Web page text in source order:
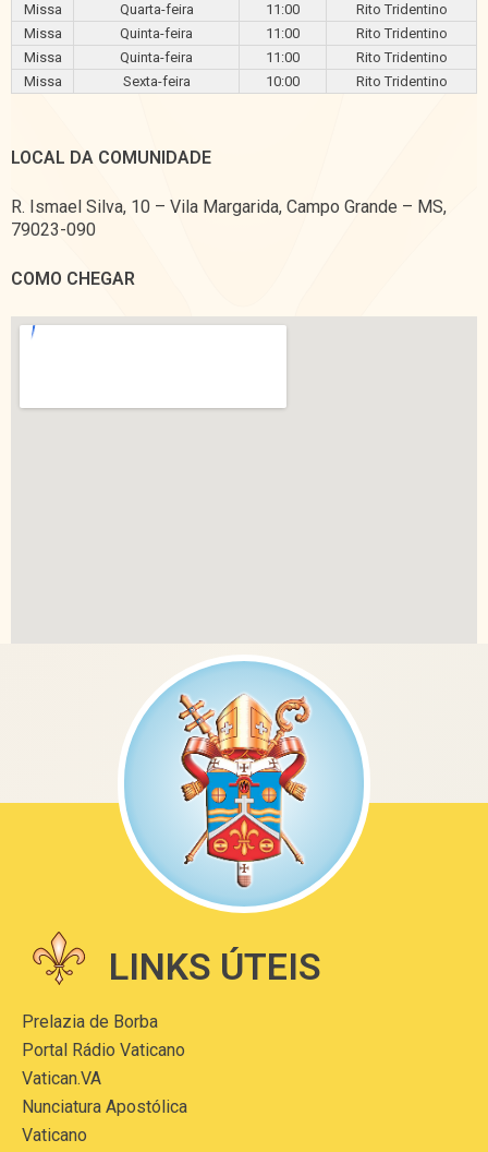
Missa
Quarta-feira 11:00
Rito Tridentino
Missa
Quinta-feira 11:00
Rito Tridentino
Missa
Quinta-feira 11:00
Rito Tridentino
Missa
Sexta-feira 10:00 Rito Tridentino
LOCAL DA COMUNIDADE
R. Ismael Silva, 10 – Vila Margarida, Campo Grande – MS,
79023-090
COMO CHEGAR
LINKS ÚTEIS
Prelazia de Borba
Portal Rádio Vaticano
Vatican.VA
Nunciatura Apostólica
Vaticano